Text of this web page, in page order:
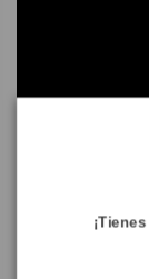
¡Tienes